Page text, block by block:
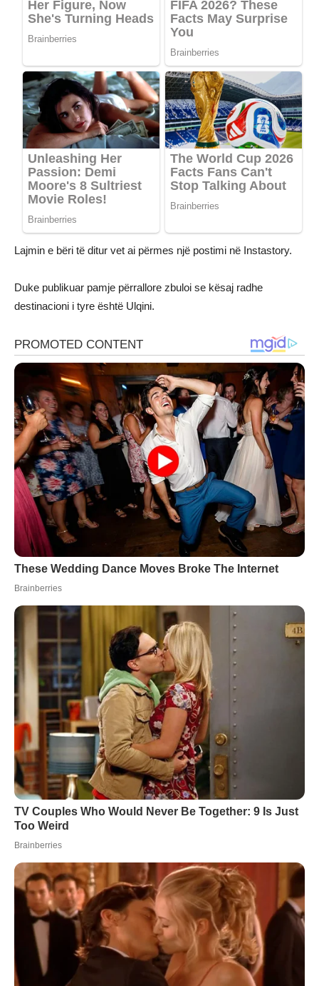
Lajmin e bëri të ditur vet ai përmes një postimi në Instastory.
Duke publikuar pamje përrallore zbuloi se kësaj radhe
destinacioni i tyre është Ulqini.